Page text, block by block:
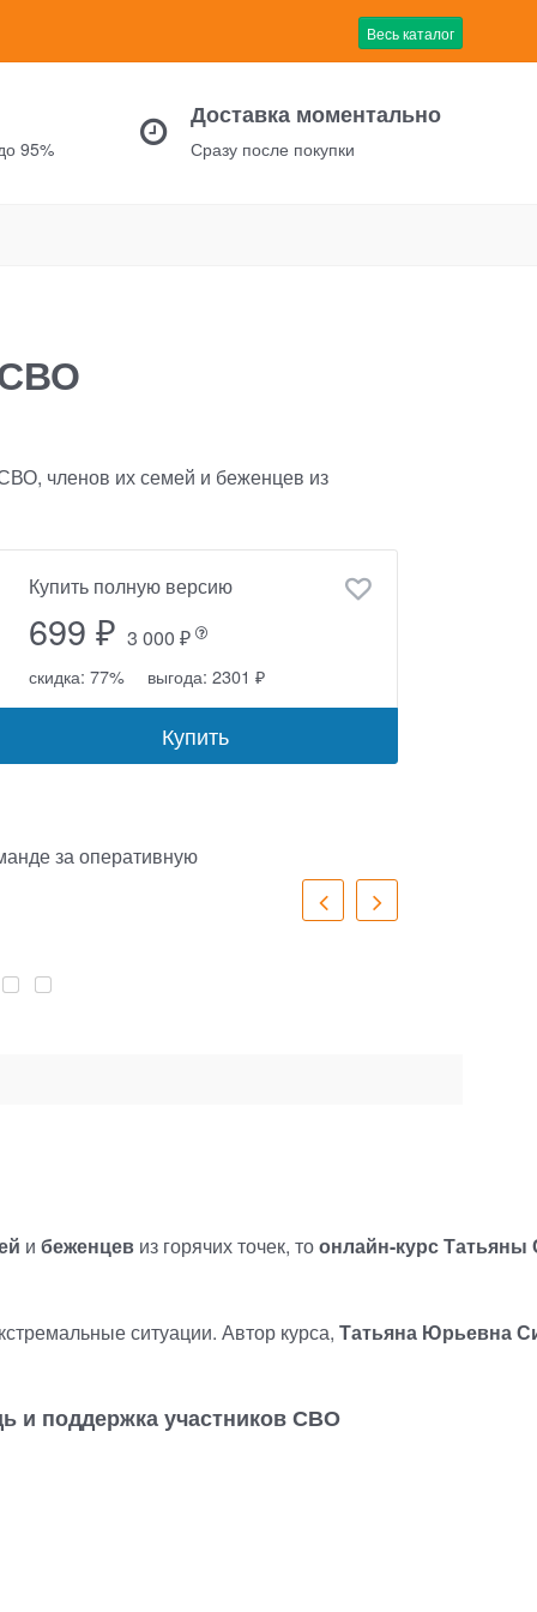
Весь каталог
95%
Доставка моментально
Сразу после покупки
СВО
членов их семей и беженцев из
Купить полную версию
699 ₽ 3 000 ₽
скидка: 77% выгода: 2301 ₽
Купить
за оперативную
и беженцев из горячих точек, тоонлайн-курсТатьяны
ситуации. Автор курса, Татьяна Юрьевна
и поддержка участников СВО